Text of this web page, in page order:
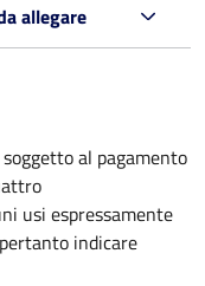
allegare
al pagamento
usi espressamente
indicare